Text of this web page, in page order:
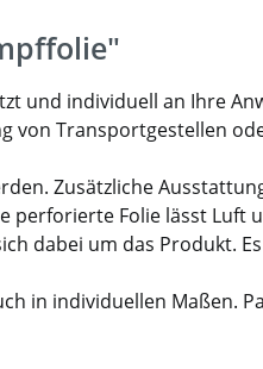
und individuell an Ihre
von Transportgestellen
Zusätzliche
Folie lässt Luft
dabei um das Produkt.
in individuellen Maßen.